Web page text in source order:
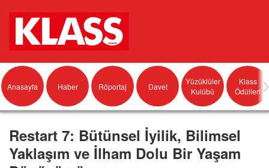
Anasayfa Haber Röportaj Davet
Yüzüklüler
Kulübü
Klass
Ödülleri
Restart 7: Bütünsel İyilik, Bilimsel
Yaklaşım ve İlham Dolu Bir Yaşam